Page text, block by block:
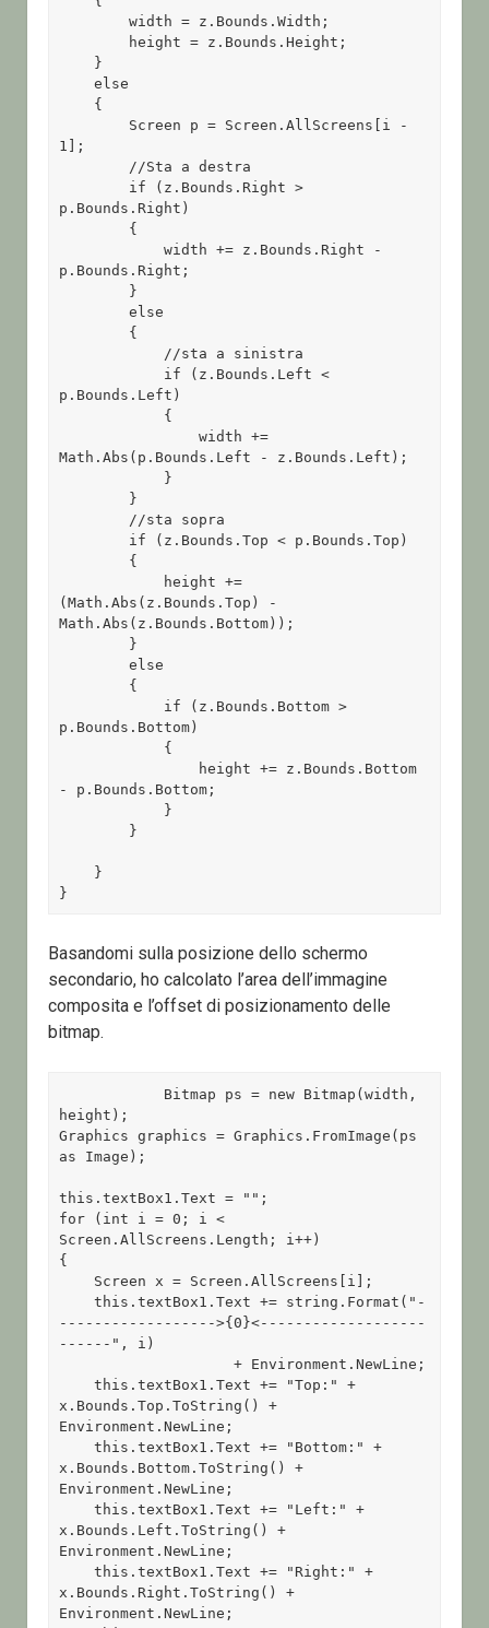
        width = z.Bounds.Width;
    else
1];
p.Bounds.Right)
            width += z.Bounds.Right -
p.Bounds.Right;
        else
p.Bounds.Left)
                width +=
Math.Abs(p.Bounds.Left - z.Bounds.Left);
(Math.Abs(z.Bounds.Top) -
Math.Abs(z.Bounds.Bottom));
        else
p.Bounds.Bottom)
- p.Bounds.Bottom;
}
Basandomi sulla posizione dello schermo
secondario, ho calcolato l’area dell’immagine
composita e l’offset di posizionamento delle
bitmap.
height);
Graphics graphics = Graphics.FromImage(ps
as Image);
this.textBox1.Text = "";
for (int i = 0; i <
Screen.AllScreens.Length; i++)
{
    this.textBox1.Text += string.Format("-
------------------>{0}<-------------------
------", i)
                    + Environment.NewLine;
    this.textBox1.Text += "Top:" +
x.Bounds.Top.ToString() +
Environment.NewLine;
    this.textBox1.Text += "Bottom:" +
x.Bounds.Bottom.ToString() +
Environment.NewLine;
    this.textBox1.Text += "Left:" +
x.Bounds.Left.ToString() +
Environment.NewLine;
    this.textBox1.Text += "Right:" +
x.Bounds.Right.ToString() +
Environment.NewLine;